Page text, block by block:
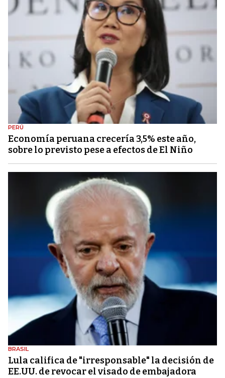
PERÚ
Economía peruana crecería 3,5% este año,
sobre lo previsto pese a efectos de El Niño
BRASIL
Lula califica de "irresponsable" la decisión de
EE.UU. de revocar el visado de embajadora